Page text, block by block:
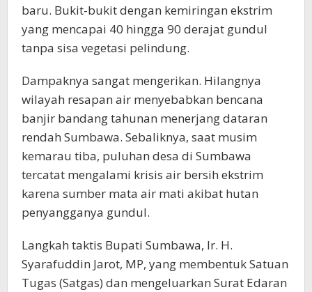
baru. Bukit-bukit dengan kemiringan ekstrim
yang mencapai 40 hingga 90 derajat gundul
tanpa sisa vegetasi pelindung.
Dampaknya sangat mengerikan. Hilangnya
wilayah resapan air menyebabkan bencana
banjir bandang tahunan menerjang dataran
rendah Sumbawa. Sebaliknya, saat musim
kemarau tiba, puluhan desa di Sumbawa
tercatat mengalami krisis air bersih ekstrim
karena sumber mata air mati akibat hutan
penyangganya gundul.
Langkah taktis Bupati Sumbawa, Ir. H.
Syarafuddin Jarot, MP, yang membentuk Satuan
Tugas (Satgas) dan mengeluarkan Surat Edaran